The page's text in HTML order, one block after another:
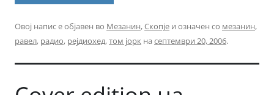
Овој напис е објавен во Мезанин,Скопје и означен со мезанин,
равел, радио, рејдиохед,том јорк на септември 20, 2006.